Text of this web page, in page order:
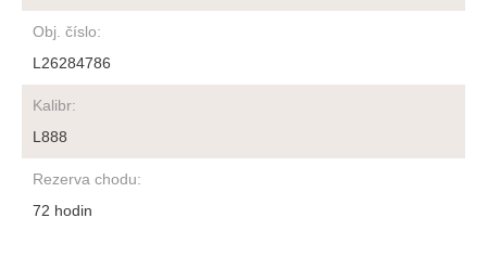
Obj. číslo:
L26284786
Kalibr:
L888
Rezerva chodu:
72 hodin